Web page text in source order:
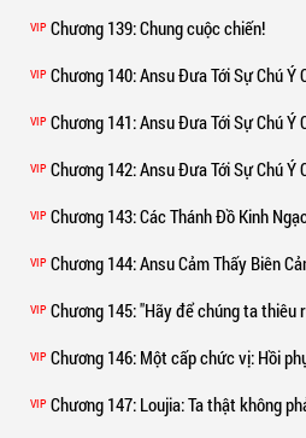
VIP Chương 139: Chung cuộc chiến!
VIP Chương 140: Ansu Đưa Tới Sự Chú Ý Của
VIP Chương 141: Ansu Đưa Tới Sự Chú Ý Của
VIP Chương 142: Ansu Đưa Tới Sự Chú Ý
VIP Chương 143: Các Thánh Đồ Kinh
VIP Chương 144: Ansu Cảm Thấy Biên
VIP Chương 145: "Hãy để chúng ta thiêu
VIP Chương 146: Một cấp chức vị: Hồi
VIP Chương 147: Loujia: Ta thật không